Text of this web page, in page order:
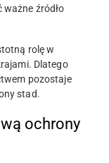
źródło
rolę w
Dlatego
pozostaje
stad.
ochrony